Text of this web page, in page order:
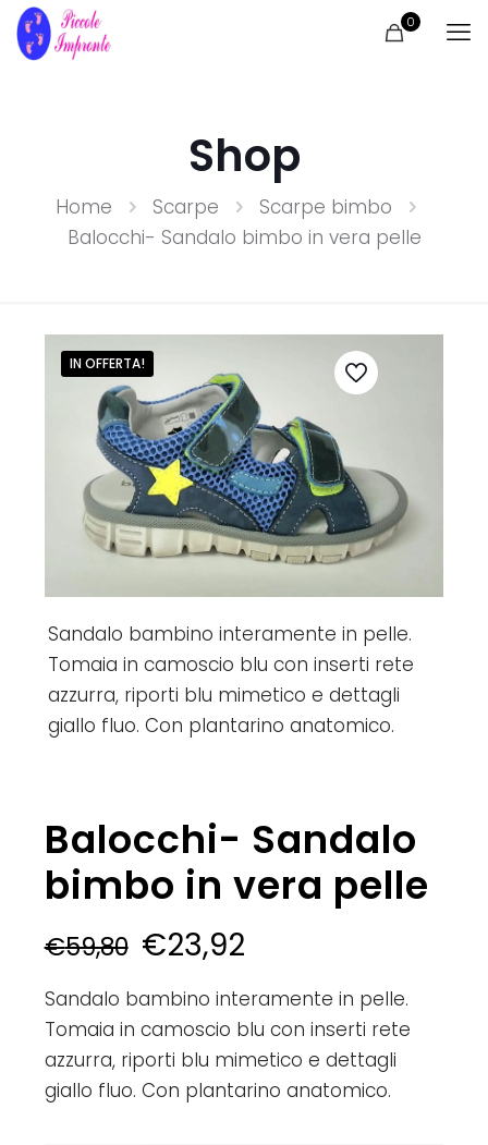
0
Shop
Home Scarpe
Scarpe bimbo
Balocchi- Sandalo bimbo in vera pelle
IN OFFERTA!
Sandalo bambino interamente in pelle.
Tomaia in camoscio blu con inserti rete
azzurra, riporti blu mimetico e dettagli
giallo fluo. Con plantarino anatomico.
Balocchi- Sandalo
bimbo in vera pelle
€59,80 €23,92
Sandalo bambino interamente in pelle.
Tomaia in camoscio blu con inserti rete
azzurra, riporti blu mimetico e dettagli
giallo fluo. Con plantarino anatomico.